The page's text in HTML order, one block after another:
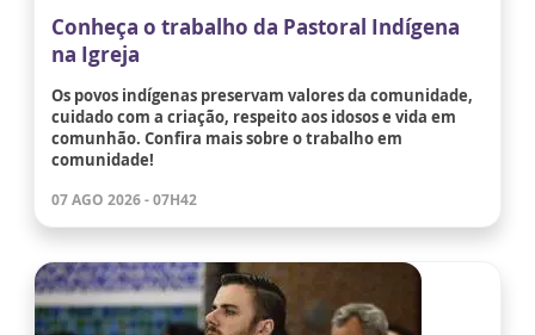
Conheça o trabalho da Pastoral Indígena
na Igreja
Os povos indígenas preservam valores da comunidade,
cuidado com a criação, respeito aos idosos e vida em
comunhão. Confira mais sobre o trabalho em
comunidade!
07 AGO 2026 - 07H42